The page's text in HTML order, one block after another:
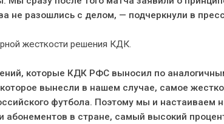
не разошлись с делом, — подчеркнули в
жесткости решения КДК.
которые КДК РФС выносил по
которое вынесли в нашем случае, самое
футбола. Поэтому мы и настаиваем
в стране, самый высокий